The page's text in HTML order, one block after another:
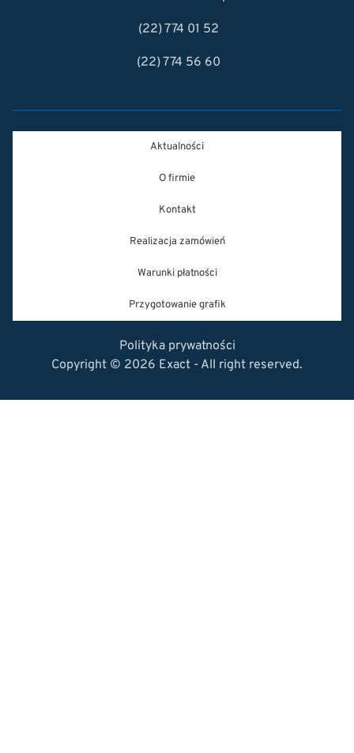
(22) 774 01 52
(22) 774 56 60
Aktualności
O firmie
Kontakt
Realizacja zamówień
Warunki płatności
Przygotowanie grafik
Polityka prywatności
Copyright © 2026 Exact - All right reserved.